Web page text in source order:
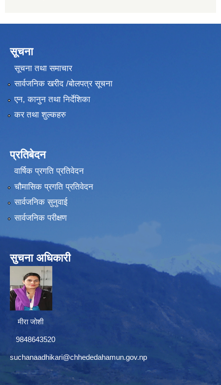
सूचना
सूचना तथा समाचार
सार्वजनिक खरीद /बोलपत्र सूचना
एन, कानुन तथा निर्देशिका
कर तथा शुल्कहरु
प्रतिबेदन
वार्षिक प्रगति प्रतिवेदन
चौमासिक प्रगति प्रतिवेदन
सार्वजनिक सुनुवाई
सार्वजनिक परीक्षण
सुचना अधिकारी
मीरा जोशी
9848643520
suchanaadhikari@chhededahamun.gov.np